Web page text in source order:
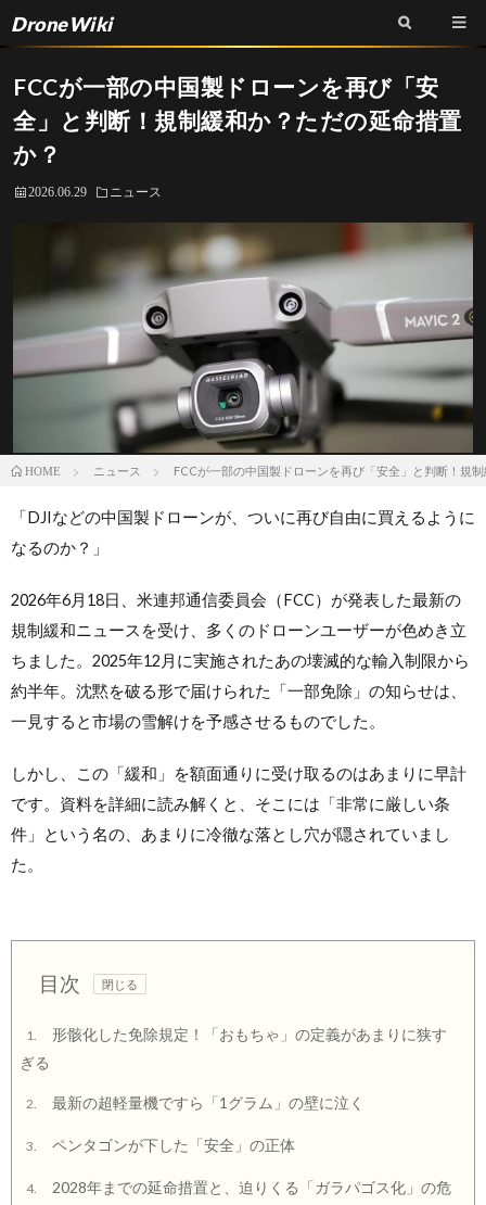
DroneWiki
FCCが一部の中国製ドローンを再び「安
全」と判断！規制緩和か？ただの延命措置
か？
2026.06.29 ニュース
HOME ニュース FCCが一部の中国製ドローンを再び「安全」と判断！規
「DJIなどの中国製ドローンが、ついに再び自由に買えるように
なるのか？」
2026年6月18日、米連邦通信委員会（FCC）が発表した最新の
規制緩和ニュースを受け、多くのドローンユーザーが色めき立
ちました。2025年12月に実施されたあの壊滅的な輸入制限から
約半年。沈黙を破る形で届けられた「一部免除」の知らせは、
一見すると市場の雪解けを予感させるものでした。
しかし、この「緩和」を額面通りに受け取るのはあまりに早計
です。資料を詳細に読み解くと、そこには「非常に厳しい条
件」という名の、あまりに冷徹な落とし穴が隠されていまし
た。
目次
1.
形骸化した免除規定！「おもちゃ」の定義があまりに狭す
ぎる
2. 最新の超軽量機ですら「1グラム」の壁に泣く
3. ペンタゴンが下した「安全」の正体
4.
2028年までの延命措置と、迫りくる「ガラパゴス化」の危